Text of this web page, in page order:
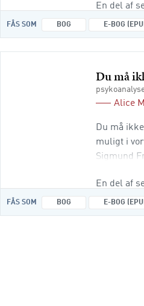
En del af
FÅS SOM BOG E-BOG
Du må
Alice
Du må
muligt i
Sigmund
En del af
FÅS SOM BOG E-BOG